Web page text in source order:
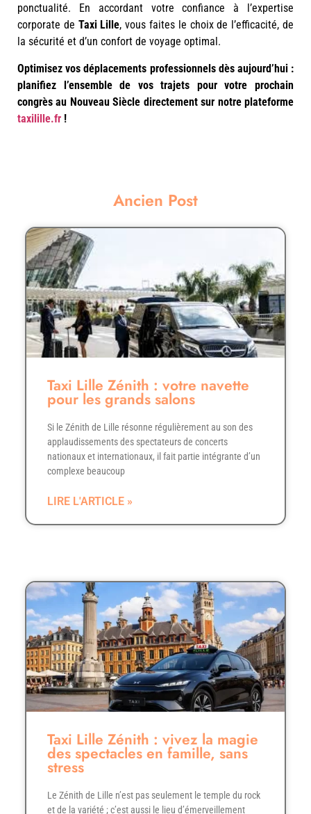
ponctualité. En accordant votre confiance à l’expertise
corporate de Taxi Lille, vous faites le choix de l’efficacité, de
la sécurité et d’un confort de voyage optimal.
Optimisez vos déplacements professionnels dès aujourd’hui :
planifiez l’ensemble de vos trajets pour votre prochain
congrès au Nouveau Siècle directement sur notre plateforme
taxilille.fr !
Ancien Post
Taxi Lille Zénith : votre navette
pour les grands salons
Si le Zénith de Lille résonne régulièrement au son des
applaudissements des spectateurs de concerts
nationaux et internationaux, il fait partie intégrante d’un
complexe beaucoup
LIRE L'ARTICLE »
Taxi Lille Zénith : vivez la magie
des spectacles en famille, sans
stress
Le Zénith de Lille n’est pas seulement le temple du rock
et de la variété ; c’est aussi le lieu d’émerveillement